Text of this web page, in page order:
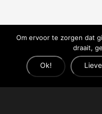
Om ervoor te zorgen dat
draait,
Ok!